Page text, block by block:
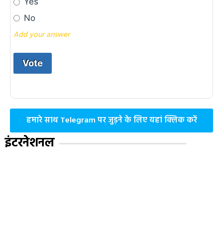
No
Add your answer
हमारे साथ Telegram पर जुड़ने के लिए यहां क्लिक करें
इंटरनेशनल